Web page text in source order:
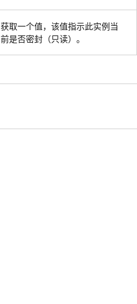
获取一个值，该值指示此实例当
前是否密封（只读）。